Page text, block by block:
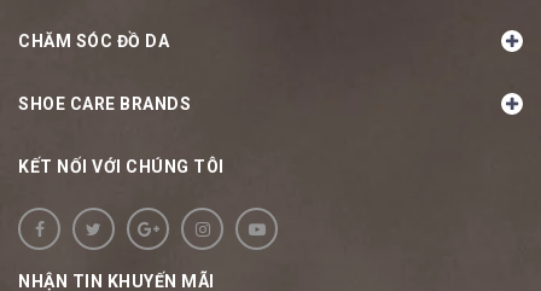
CHĂM SÓC ĐỒ DA
SHOE CARE BRANDS
KẾT NỐI VỚI CHÚNG TÔI
NHẬN TIN KHUYẾN MÃI